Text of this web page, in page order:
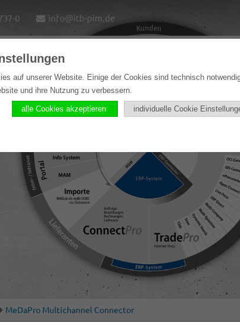
0 info@itb-pim.de
Lösungen
MeDaPro Multichannel Connector
auf unserer Website. Einige der Cookies sind technisch
und ihre Nutzung zu verbessern.
alle Cookies akzeptieren individuelle Cookie